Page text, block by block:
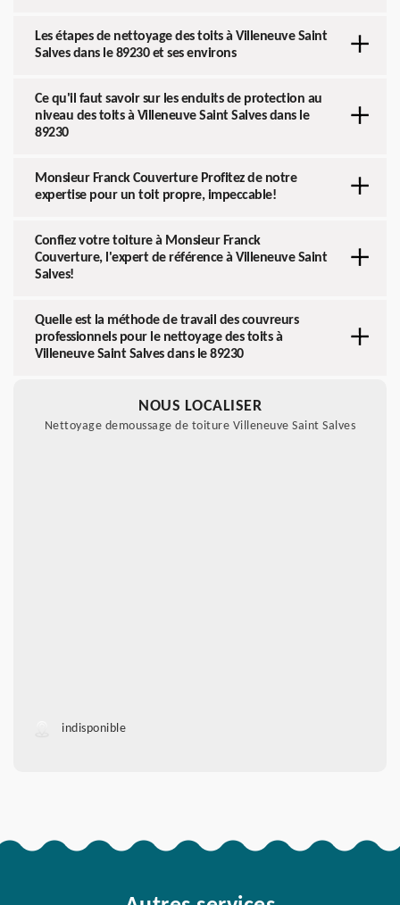
Les étapes de nettoyage des toits à Villeneuve Saint
Salves dans le 89230 et ses environs
Ce qu'il faut savoir sur les enduits de protection au
niveau des toits à Villeneuve Saint Salves dans le
89230
Monsieur Franck Couverture Profitez de notre
expertise pour un toit propre, impeccable!
Confiez votre toiture à Monsieur Franck
Couverture, l'expert de référence à Villeneuve Saint
Salves!
Quelle est la méthode de travail des couvreurs
professionnels pour le nettoyage des toits à
Villeneuve Saint Salves dans le 89230
NOUS LOCALISER
Nettoyage demoussage de toiture Villeneuve Saint Salves
indisponible